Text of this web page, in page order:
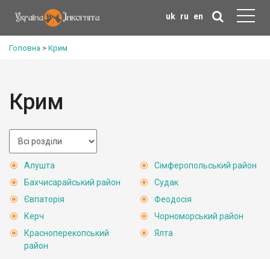
uk ru en
Головна > Крим
Крим
Алушта
Бахчисарайський район
Євпаторія
Керч
Красноперекопський
район
Сімферопольський район
Судак
Феодосія
Чорноморський район
Ялта